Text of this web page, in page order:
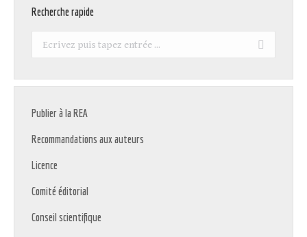
Recherche rapide
Recherche
Publier à la REA
Recommandations aux auteurs
Licence
Comité éditorial
Conseil scientifique